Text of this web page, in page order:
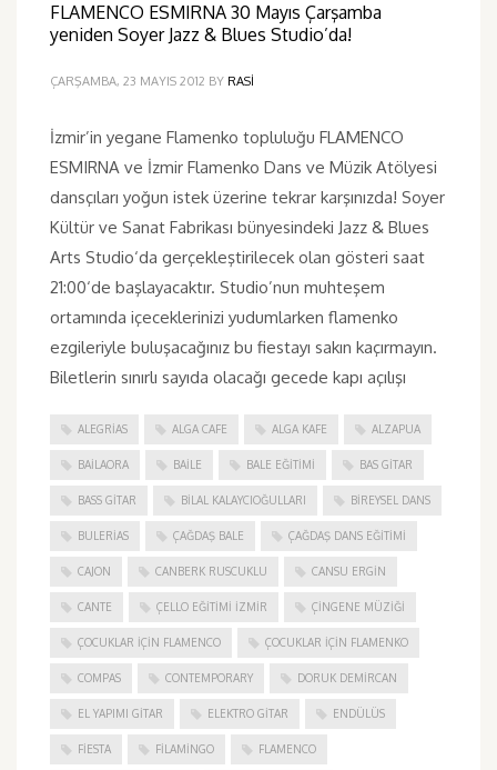
FLAMENCO ESMIRNA 30 Mayıs Çarşamba
yeniden Soyer Jazz & Blues Studio’da!
ÇARŞAMBA, 23 MAYIS 2012 BY RASI
İzmir’in yegane Flamenko topluluğu FLAMENCO
ESMIRNA ve İzmir Flamenko Dans ve Müzik Atölyesi
dansçıları yoğun istek üzerine tekrar karşınızda! Soyer
Kültür ve Sanat Fabrikası bünyesindeki Jazz & Blues
Arts Studio‘da gerçekleştirilecek olan gösteri saat
21:00‘de başlayacaktır. Studio’nun muhteşem
ortamında içeceklerinizi yudumlarken flamenko
ezgileriyle buluşacağınız bu fiestayı sakın kaçırmayın.
Biletlerin sınırlı sayıda olacağı gecede kapı açılışı
ALEGRIAS ALGA CAFE ALGA KAFE ALZAPUA
BAILAORA BAILE BALE EĞITIMI BAS GITAR
BASS GITAR BILAL KALAYCIOĞULLARI BIREYSEL DANS
BULERIAS ÇAĞDAŞ BALE ÇAĞDAŞ DANS EĞITIMI
CAJON CANBERK RUSCUKLU CANSU ERGIN
CANTE ÇELLO EĞITIMI İZMIR ÇINGENE MÜZIĞI
ÇOCUKLAR IÇIN FLAMENCO ÇOCUKLAR IÇIN FLAMENKO
COMPAS CONTEMPORARY DORUK DEMIRCAN
EL YAPIMI GITAR ELEKTRO GITAR ENDÜLÜS
FIESTA FILAMINGO FLAMENCO